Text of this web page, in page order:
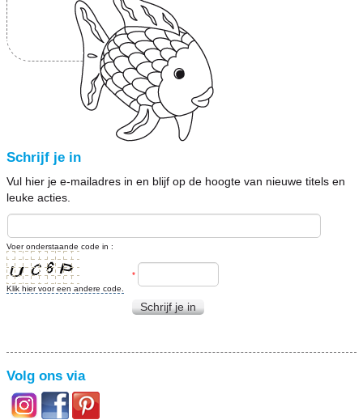
Schrijf je in
Vul hier je e-mailadres in en blijf op de hoogte van nieuwe titels en
leuke acties.
Voer onderstaande code in :
Klik hier voor een andere code.
*
Schrijf je in
Volg ons via